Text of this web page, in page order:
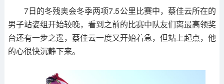
7日的冬残奥会冬季两项7.5公里比赛中，蔡佳云所在的
男子站姿组开始较晚，看到之前的比赛中队友们离最高领奖
台还有一步之遥，蔡佳云一度又开始着急，但站上起点，他
的心很快沉静下来。